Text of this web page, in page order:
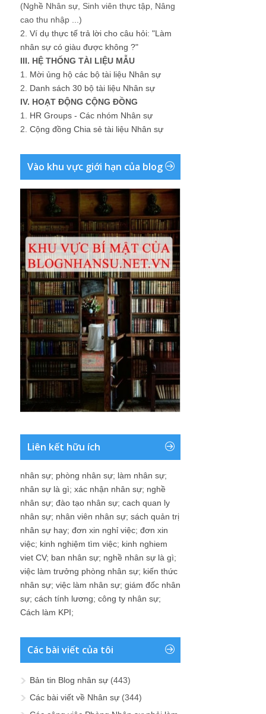
(Nghề Nhân sự, Sinh viên thực tập, Nâng
cao thu nhập ...)
2. Ví dụ thực tế trả lời cho câu hỏi: "Làm
nhân sự có giàu được không ?"
III. HỆ THỐNG TÀI LIỆU MẪU
1. Mời ủng hộ các bộ tài liệu Nhân sự
2. Danh sách 30 bộ tài liệu Nhân sự
IV. HOẠT ĐỘNG CỘNG ĐỒNG
1. HR Groups - Các nhóm Nhân sự
2. Cộng đồng Chia sẻ tài liệu Nhân sự
Vào khu vực giới hạn của blog
Liên kết hữu ích
nhân sự; phòng nhân sự; làm nhân sự;
nhân sự là gì; xác nhận nhân sự; nghề
nhân sự; đào tạo nhân sự; cach quan ly
nhân sự; nhân viên nhân sự; sách quản trị
nhân sự hay; đơn xin nghỉ việc; đơn xin
việc; kinh nghiệm tìm việc; kinh nghiem
viet CV; ban nhân sự; nghề nhân sự là gì;
việc làm trưởng phòng nhân sự; kiến thức
nhân sự; việc làm nhân sự; giám đốc nhân
sự; cách tính lương; công ty nhân sự;
Cách làm KPI;
Các bài viết của tôi
Bản tin Blog nhân sự (443)
Các bài viết về Nhân sự (344)